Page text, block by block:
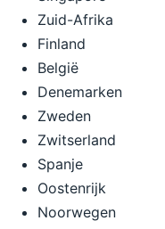
Zuid-Afrika
Finland
België
Denemarken
Zweden
Zwitserland
Spanje
Oostenrijk
Noorwegen